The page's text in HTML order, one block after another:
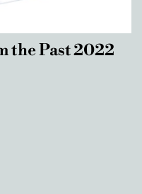
the Past 2022